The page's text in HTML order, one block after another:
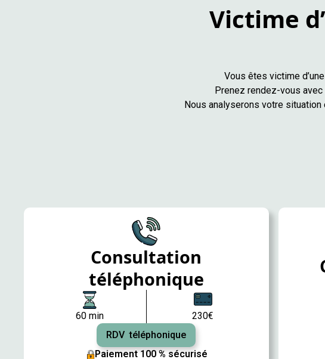
Victime
Vous êtes victime
Prenez rendez-vous
Nous analyserons votre
Consultation
téléphonique
60 min
230€
RDV téléphonique
Paiement 100 % sécurisé